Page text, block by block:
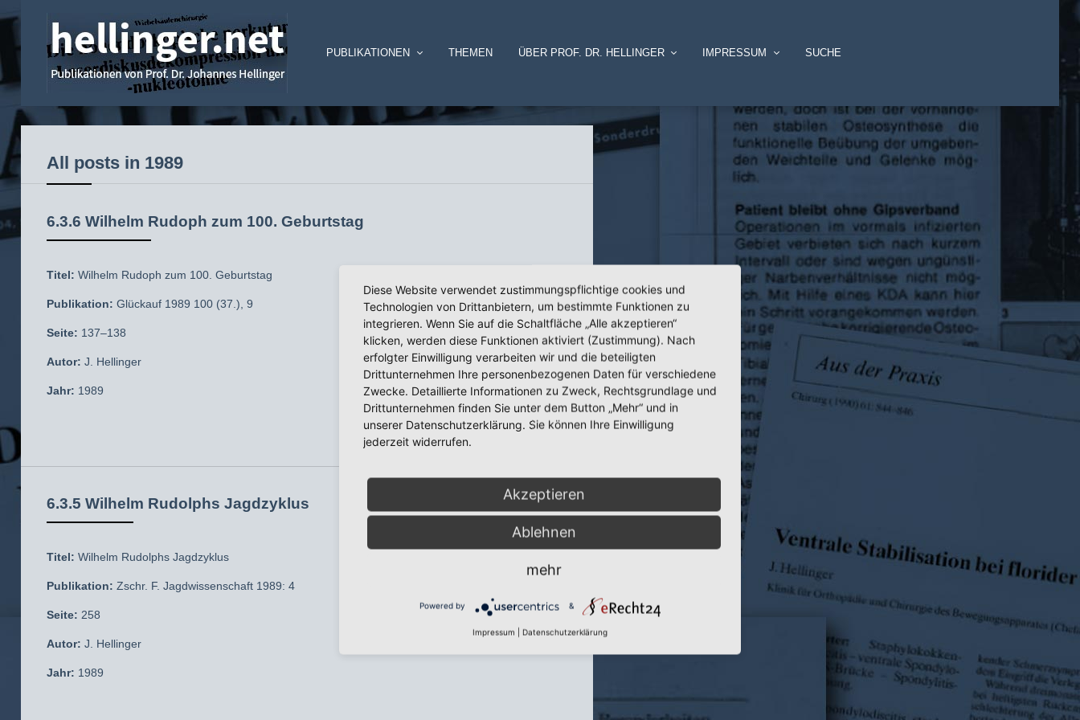
PUBLIKATIONEN THEMEN ÜBER PROF. DR. HELLINGER IMPRESSUM SUCHE
All posts in 1989
6.3.6 Wilhelm Rudoph zum 100. Geburtstag
Titel: Wilhelm Rudoph zum 100. Geburtstag
Publikation: Glückauf 1989 100 (37.), 9
Seite: 137–138
Autor: J. Hellinger
Jahr: 1989
6.3.5 Wilhelm Rudolphs Jagdzyklus
Titel: Wilhelm Rudolphs Jagdzyklus
Publikation: Zschr. F. Jagdwissenschaft 1989: 4
Seite: 258
Autor: J. Hellinger
Jahr: 1989
Diese Website verwendet zustimmungspflichtige cookies und
Technologien von Drittanbietern, um bestimmte Funktionen zu
integrieren. Wenn Sie auf die Schaltfläche „Alle akzeptieren“
klicken, werden diese Funktionen aktiviert (Zustimmung). Nach
erfolgter Einwilligung verarbeiten wir und die beteiligten
Drittunternehmen Ihre personenbezogenen Daten für verschiedene
Zwecke. Detaillierte Informationen zu Zweck, Rechtsgrundlage und
Drittunternehmen finden Sie unter dem Button „Mehr“ und in
unserer Datenschutzerklärung. Sie können Ihre Einwilligung
jederzeit widerrufen.
Akzeptieren
Ablehnen
mehr
Powered by &
Impressum | Datenschutzerklärung